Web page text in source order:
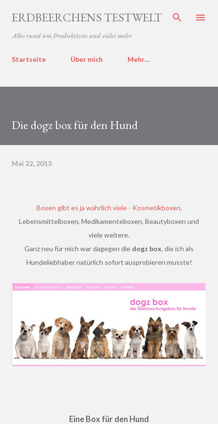
Direkt zum Hauptbereich
ERDBEERCHENS TESTWELT
Alles rund um Produkttests und vieles mehr
Startseite Über mich Mehr…
Die dogz box für den Hund
Mai 22, 2013
Boxen gibt es ja wahrlich viele - Kosmetikboxen,
Lebensmittelboxen, Medikamenteboxen, Beautyboxen und
viele weitere.
Ganz neu für mich war dagegen die dogz box, die ich als
Hundeliebhaber natürlich sofort ausprobieren musste!
Eine Box für den Hund